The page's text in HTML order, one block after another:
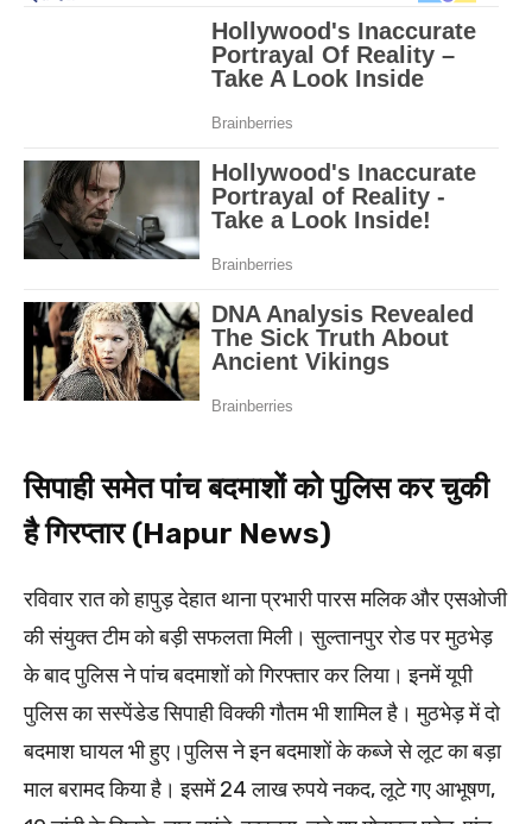
सिपाही समेत पांच बदमाशों को पुलिस कर चुकी
है गिरप्तार (Hapur News)
रविवार रात को हापुड़ देहात थाना प्रभारी पारस मलिक और एसओजी
की संयुक्त टीम को बड़ी सफलता मिली। सुल्तानपुर रोड पर मुठभेड़
के बाद पुलिस ने पांच बदमाशों को गिरफ्तार कर लिया। इनमें यूपी
पुलिस का सस्पेंडेड सिपाही विक्की गौतम भी शामिल है। मुठभेड़ में दो
बदमाश घायल भी हुए।पुलिस ने इन बदमाशों के कब्जे से लूट का बड़ा
माल बरामद किया है। इसमें 24 लाख रुपये नकद, लूटे गए आभूषण,